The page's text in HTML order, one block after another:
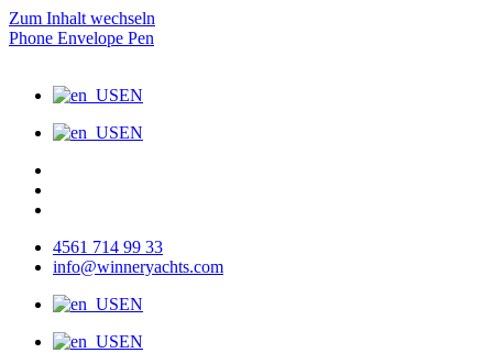
Zum Inhalt wechseln
Phone Envelope Pen
EN
EN
4561 714 99 33
info@winneryachts.com
EN
EN